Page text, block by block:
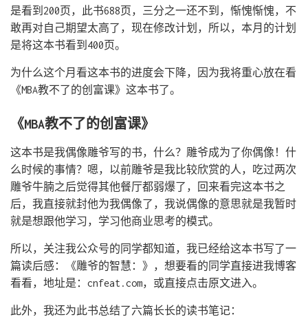
是看到200页，此书688页，三分之一还不到，惭愧惭愧，不
敢再对自己期望太高了，现在修改计划，所以，本月的计划
是将这本书看到400页。
为什么这个月看这本书的进度会下降，因为我将重心放在看
《MBA教不了的创富课》这本书了。
《MBA教不了的创富课》
这本书是我偶像雕爷写的书，什么？雕爷成为了你偶像！什
么时候的事情？嗯，以前雕爷是我比较欣赏的人，吃过两次
雕爷牛腩之后觉得其他餐厅都弱爆了，回来看完这本书之
后，我直接就封他为我偶像了，我说偶像的意思就是我暂时
就是想跟他学习，学习他商业思考的模式。
所以，关注我公众号的同学都知道，我已经给这本书写了一
篇读后感：《雕爷的智慧： 》，想要看的同学直接进我博客
看看，地址是：cnfeat.com，或直接点击原文进入。
此外，我还为此书总结了六篇长长的读书笔记：